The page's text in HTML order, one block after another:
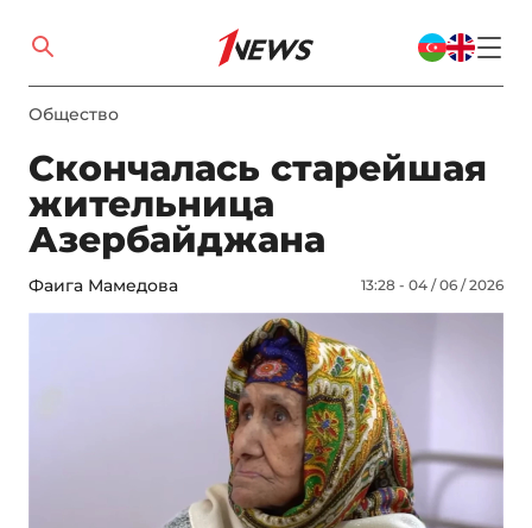
Общество
Скончалась старейшая
жительница
Азербайджана
Фаига Мамедова 13:28 - 04 / 06 / 2026